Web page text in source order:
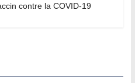
contre la COVID-19